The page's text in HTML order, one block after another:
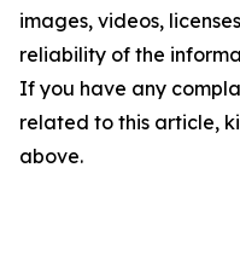
images, videos,
reliability of the
If you have any
related to this article,
above.